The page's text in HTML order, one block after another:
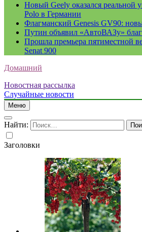
Новый Geely оказался реальной
Polo в Германии
Флагманский Genesis GV90:
Путин объявил «АвтоВАЗу»
Прошла премьера пятиместной
Senat 900
Домашний
Новостная рассылка
Случайные новости
Меню
Найти:
Заголовки